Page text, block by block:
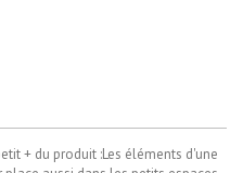
+ du produit :Les éléments d'une